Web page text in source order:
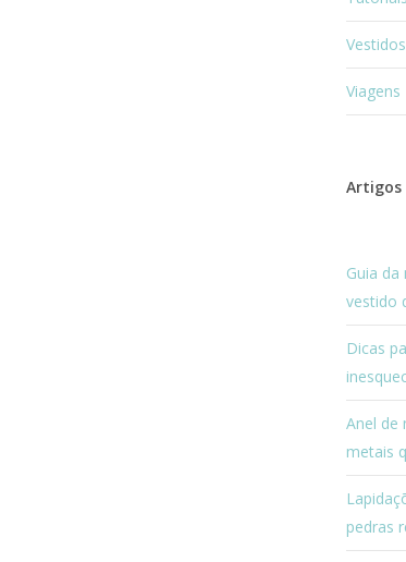
Viagens
Artigos
Guia
vestido
Dicas
Anel de
metais
pedras